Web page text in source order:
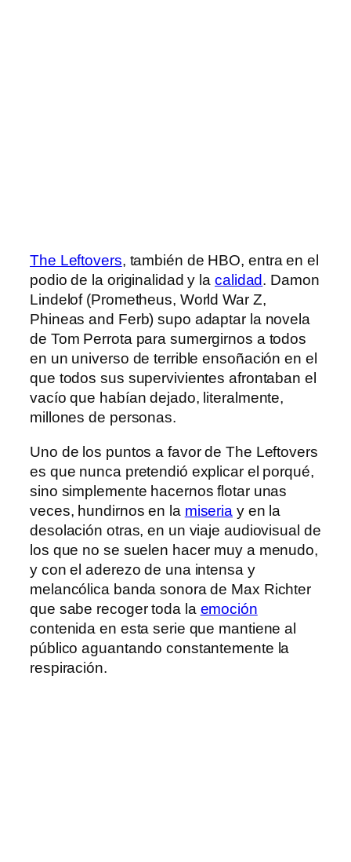
The Leftovers, también de HBO, entra en el
podio de la originalidad y la calidad. Damon
Lindelof (Prometheus, World War Z,
Phineas and Ferb) supo adaptar la novela
de Tom Perrota para sumergirnos a todos
en un universo de terrible ensoñación en el
que todos sus supervivientes afrontaban el
vacío que habían dejado, literalmente,
millones de personas.
Uno de los puntos a favor de The Leftovers
es que nunca pretendió explicar el porqué,
sino simplemente hacernos flotar unas
veces, hundirnos en la miseria y en la
desolación otras, en un viaje audiovisual de
los que no se suelen hacer muy a menudo,
y con el aderezo de una intensa y
melancólica banda sonora de Max Richter
que sabe recoger toda la emoción
contenida en esta serie que mantiene al
público aguantando constantemente la
respiración.